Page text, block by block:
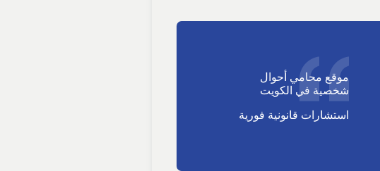
موقع محامي أحوال
شخصية في الكويت
استشارات قانونية فورية